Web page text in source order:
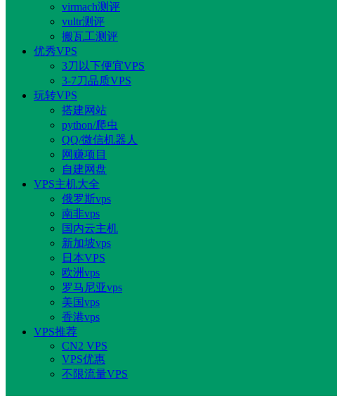
virmach测评
vultr测评
搬瓦工测评
优秀VPS
3刀以下便宜VPS
3-7刀品质VPS
玩转VPS
搭建网站
python/爬虫
QQ/微信机器人
网赚项目
自建网盘
VPS主机大全
俄罗斯vps
南非vps
国内云主机
新加坡vps
日本VPS
欧洲vps
罗马尼亚vps
美国vps
香港vps
VPS推荐
CN2 VPS
VPS优惠
不限流量VPS